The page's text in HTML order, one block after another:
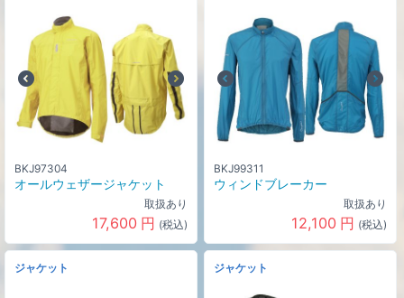
BKJ97304
オールウェザージャケット
取扱あり
17,600 円 (税込)
BKJ99311
ウィンドブレーカー
取扱あり
12,100 円 (税込)
ジャケット ジャケット